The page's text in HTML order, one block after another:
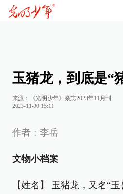
玉猪龙，到底是“
来源：《光明少年》杂志2023年11月刊
2023-11-30 15:11
作者：李岳
文物小档案
【姓名】 玉猪龙，又名“玉